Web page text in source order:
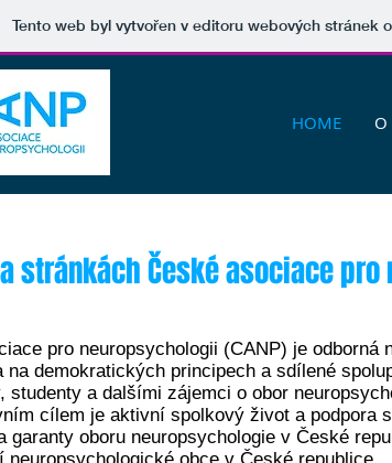
Tento web byl vytvořen v editoru webových stránek
HOME O
stránkách České asociace pro
pro neuropsychologii (CANP) je odborná
na demokratických principech a sdílené
studenty a dalšími zájemci o obor
cílem je aktivní spolkový život a podpora
garanty oboru neuropsychologie v České